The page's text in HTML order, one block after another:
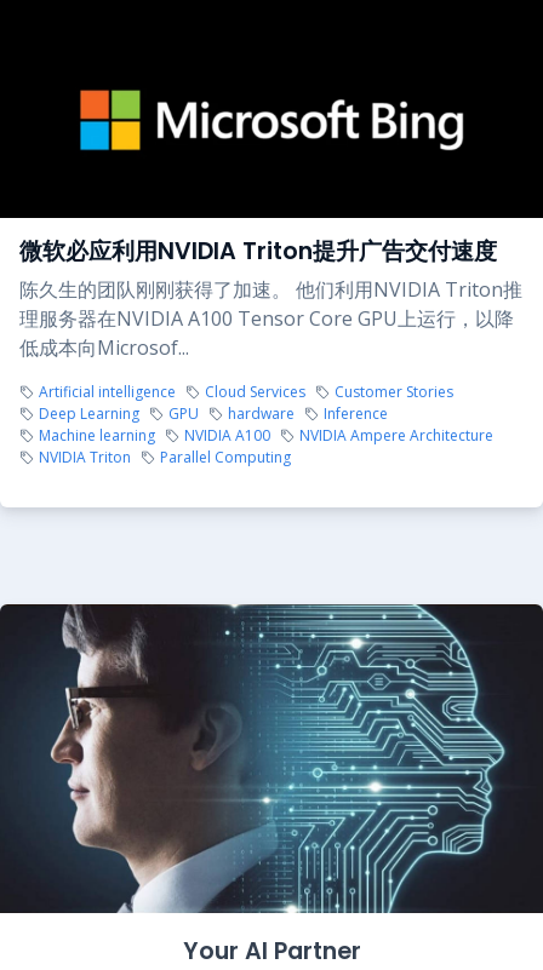
微软必应利用NVIDIA Triton提升广告交付速度
陈久生的团队刚刚获得了加速。 他们利用NVIDIA Triton推
理服务器在NVIDIA A100 Tensor Core GPU上运行，以降
低成本向Microsof...
Artificial intelligence Cloud Services
Customer Stories
Deep Learning
GPU hardware
Inference
Machine learning
NVIDIA A100
NVIDIA Ampere Architecture
NVIDIA Triton
Parallel Computing
Your AI Partner